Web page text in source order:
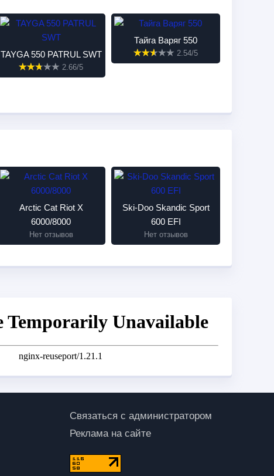
TAYGA 550 PATRUL SWT
2.66/5
Тайга Варяг 550
2.54/5
Arctic Cat Riot X
6000/8000
Нет отзывов
Ski-Doo Skandic Sport
600 EFI
Нет отзывов
Связаться с администратором
Реклама на сайте